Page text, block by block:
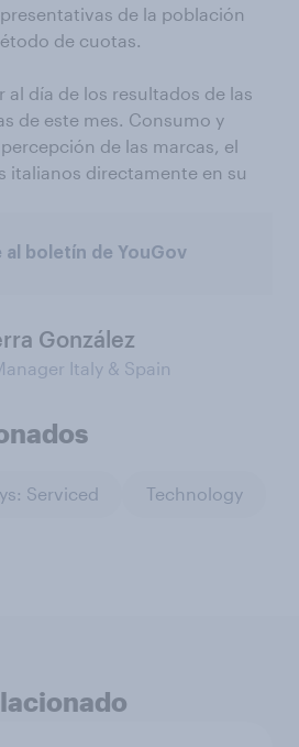
de la población
de cuotas.
al día de los resultados de las
de este mes. Consumo y
de las marcas, el
italianos directamente en su
boletín de YouGov
González
Italy & Spain
Serviced Technology